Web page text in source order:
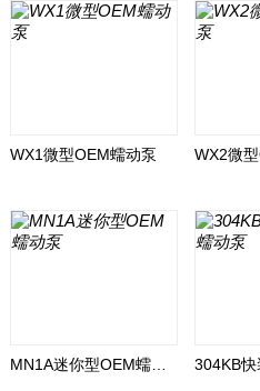
WX1微型OEM蠕动泵 WX2微
MN1A迷你型OEM蠕动泵